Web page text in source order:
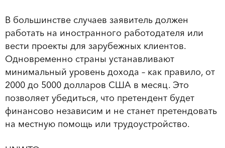
В большинстве случаев заявитель должен
работать на иностранного работодателя или
вести проекты для зарубежных клиентов.
Одновременно страны устанавливают
минимальный уровень дохода – как правило, от
2000 до 5000 долларов США в месяц. Это
позволяет убедиться, что претендент будет
финансово независим и не станет претендовать
на местную помощь или трудоустройство.